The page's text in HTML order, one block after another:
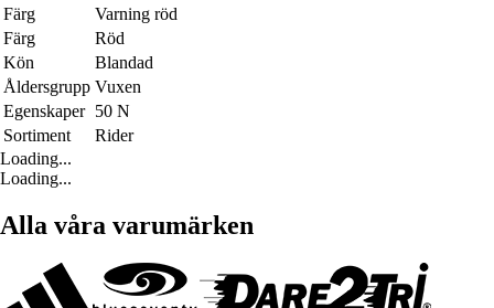
Färg
Varning röd
Färg
Röd
Kön
Blandad
Åldersgrupp Vuxen
Egenskaper 50 N
Sortiment
Rider
Loading...
Loading...
Alla våra varumärken